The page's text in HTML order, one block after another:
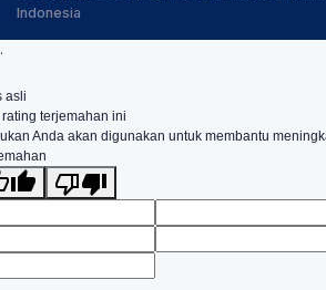
Indonesia
.
asli
terjemahan ini
Anda akan digunakan untuk membantu